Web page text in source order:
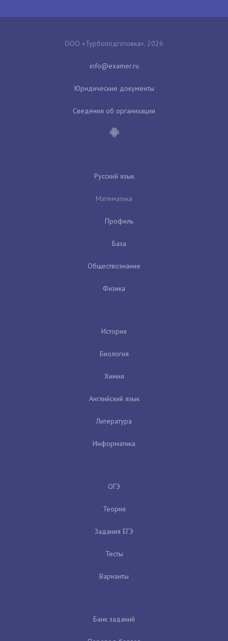
ООО «Турбоподготовка», 2026
Юридические документы
Сведения об организации
Русский язык
Математика
Профиль
База
Обществознание
Физика
История
Биология
Химия
Английский язык
Литература
Информатика
ОГЭ
Теория
Задания ЕГЭ
Тесты
Варианты
Банк заданий